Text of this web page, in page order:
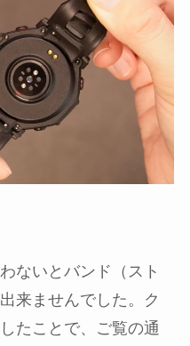
ないとバンド（スト
来ませんでした。ク
たことで、ご覧の通